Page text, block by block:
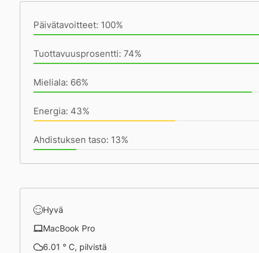
Päivätavoitteet: 100%
Tuottavuusprosentti: 74%
Mieliala: 66%
Energia: 43%
Ahdistuksen taso: 13%
Hyvä
MacBook Pro
6.01 ° C, pilvistä